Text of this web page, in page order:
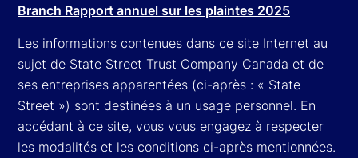
Branch Rapport annuel sur les plaintes 2025
Les informations contenues dans ce site Internet au
sujet de State Street Trust Company Canada et de
ses entreprises apparentées (ci-après : « State
Street ») sont destinées à un usage personnel. En
accédant à ce site, vous vous engagez à respecter
les modalités et les conditions ci-après mentionnées.